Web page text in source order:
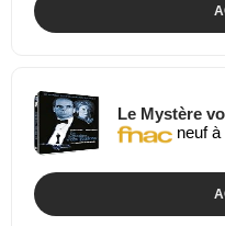
Le Mystère
neuf